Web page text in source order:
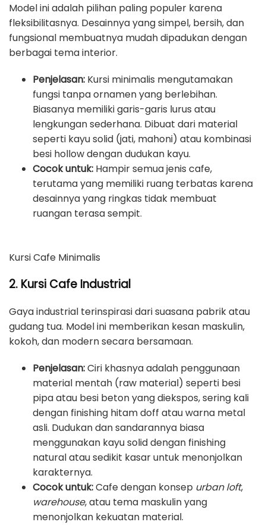
Model ini adalah pilihan paling populer karena
fleksibilitasnya. Desainnya yang simpel, bersih, dan
fungsional membuatnya mudah dipadukan dengan
berbagai tema interior.
Penjelasan: Kursi minimalis mengutamakan
fungsi tanpa ornamen yang berlebihan.
Biasanya memiliki garis-garis lurus atau
lengkungan sederhana. Dibuat dari material
seperti kayu solid (jati, mahoni) atau kombinasi
besi hollow dengan dudukan kayu.
Cocok untuk: Hampir semua jenis cafe,
terutama yang memiliki ruang terbatas karena
desainnya yang ringkas tidak membuat
ruangan terasa sempit.
Kursi Cafe Minimalis
2. Kursi Cafe Industrial
Gaya industrial terinspirasi dari suasana pabrik atau
gudang tua. Model ini memberikan kesan maskulin,
kokoh, dan modern secara bersamaan.
Penjelasan:Ciri khasnya adalah penggunaan
material mentah (raw material) seperti besi
pipa atau besi beton yang diekspos, sering kali
dengan finishing hitam doff atau warna metal
asli. Dudukan dan sandarannya biasa
menggunakan kayu solid dengan finishing
natural atau sedikit kasar untuk menonjolkan
karakternya.
Cocok untuk:Cafe dengan konsep urban loft,
warehouse, atau tema maskulin yang
menonjolkan kekuatan material.